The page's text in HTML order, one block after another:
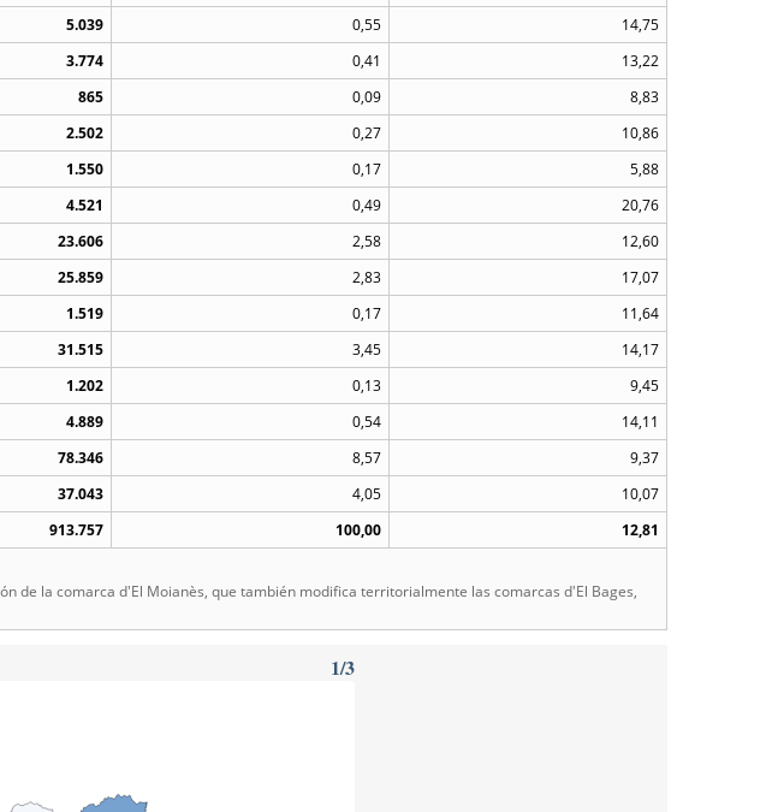
5.039 0,55
14,75
3.774 0,41
13,22
865 0,09
8,83
2.502 0,27
10,86
1.550 0,17
5,88
4.521 0,49
20,76
23.606 2,58
12,60
25.859 2,83
17,07
1.519 0,17
11,64
31.515 3,45
14,17
1.202 0,13
9,45
4.889 0,54
14,11
78.346 8,57
9,37
37.043 4,05
10,07
913.757 100,00
12,81
de la comarca d'El Moianès, que también modifica territorialmente las comarcas d'El Bages,